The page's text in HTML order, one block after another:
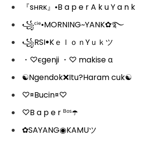
『sʜʀᴋ』•B a p e r A k u Y a n k
꧁ᶜⁱᵉ•MORNING~YANK✿࿐
꧁RSIꔷKｅｌｏｎYｕｋツ
・♡єgenji ・♡ makise α
☯️Ngendok❌Itu?Haram cuk☯️
♡¤Bucin¤♡
♡B a p e r ᴮᵒˢ☂️
✿SAYANG◉KAMUツ